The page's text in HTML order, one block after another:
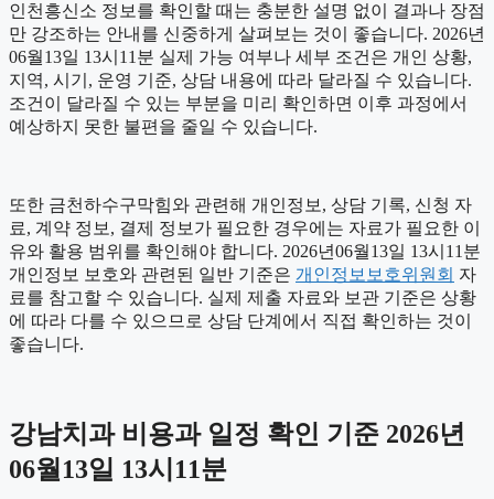
인천흥신소 정보를 확인할 때는 충분한 설명 없이 결과나 장점
만 강조하는 안내를 신중하게 살펴보는 것이 좋습니다. 2026년
06월13일 13시11분 실제 가능 여부나 세부 조건은 개인 상황,
지역, 시기, 운영 기준, 상담 내용에 따라 달라질 수 있습니다.
조건이 달라질 수 있는 부분을 미리 확인하면 이후 과정에서
예상하지 못한 불편을 줄일 수 있습니다.
또한 금천하수구막힘와 관련해 개인정보, 상담 기록, 신청 자
료, 계약 정보, 결제 정보가 필요한 경우에는 자료가 필요한 이
유와 활용 범위를 확인해야 합니다. 2026년06월13일 13시11분
개인정보 보호와 관련된 일반 기준은 개인정보보호위원회 자
료를 참고할 수 있습니다. 실제 제출 자료와 보관 기준은 상황
에 따라 다를 수 있으므로 상담 단계에서 직접 확인하는 것이
좋습니다.
강남치과 비용과 일정 확인 기준 2026년
06월13일 13시11분